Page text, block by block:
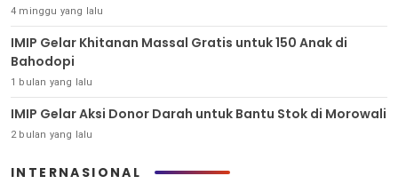
4 minggu yang lalu
IMIP Gelar Khitanan Massal Gratis untuk 150 Anak di
Bahodopi
1 bulan yang lalu
IMIP Gelar Aksi Donor Darah untuk Bantu Stok di Morowali
2 bulan yang lalu
INTERNASIONAL